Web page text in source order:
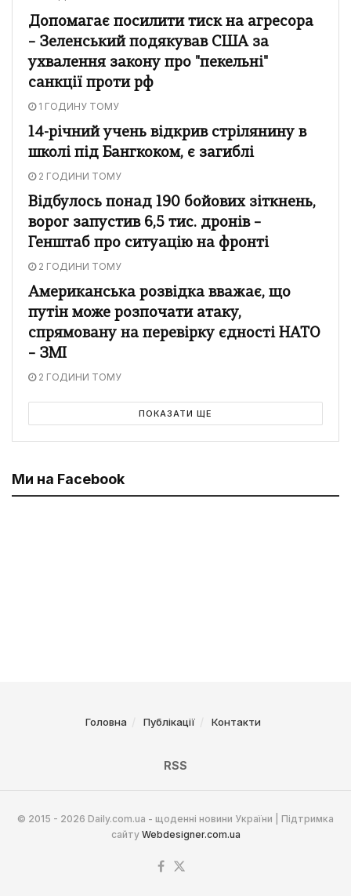
Допомагає посилити тиск на агресора
– Зеленський подякував США за
ухвалення закону про "пекельні"
санкції проти рф
1 ГОДИНУ ТОМУ
14-річний учень відкрив стрілянину в
школі під Бангкоком, є загиблі
2 ГОДИНИ ТОМУ
Відбулось понад 190 бойових зіткнень,
ворог запустив 6,5 тис. дронів –
Генштаб про ситуацію на фронті
2 ГОДИНИ ТОМУ
Американська розвідка вважає, що
путін може розпочати атаку,
спрямовану на перевірку єдності НАТО
– ЗМІ
2 ГОДИНИ ТОМУ
ПОКАЗАТИ ЩЕ
Ми на Facebook
Головна Публікації Контакти
RSS
© 2015 - 2026 Daily.com.ua - щоденні новини України | Підтримка
сайту Webdesigner.com.ua